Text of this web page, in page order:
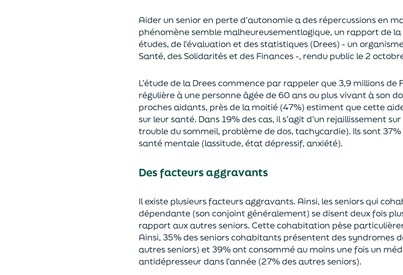
Aider un senioren perte d’autonomiea des répercussions en
phénomène semble malheureusementlogique, un rapportde
études, de l’évaluation etdes statistiques (Drees) - un
Santé, des Solidarités et des Finances -, rendu public le 2
L’étude de la Drees commence par rappelerque 3,9 millions de
régulièreà une personne âgée de 60 ans ou plusvivant à son
prochesaidants, près de la moitié (47%) estimentque cette
sur leur santé. Dans 19% des cas, il s’agitd’un rejaillissement
trouble du sommeil, problème de dos, tachycardie). Ils sont
santé mentale (lassitude, étatdépressif, anxiété).
Des facteurs aggravants
Il existe plusieurs facteurs aggravants. Ainsi, les seniors qui
dépendante (son conjoint généralement) se disent deux fois
rapport aux autres seniors. Cette cohabitation pèse
Ainsi, 35% des seniorscohabitants présententdes syndromes
autres seniors) et 39% ont consommé au moins une fois un
antidépresseur dans l’année (27% des autresseniors).